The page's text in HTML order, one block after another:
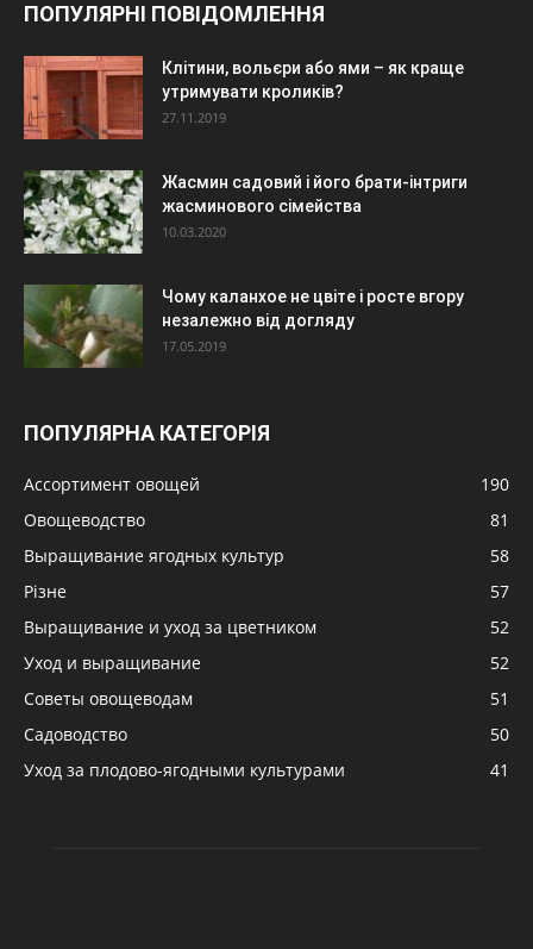
ПОПУЛЯРНІ ПОВІДОМЛЕННЯ
Клітини, вольєри або ями – як краще
утримувати кроликів?
27.11.2019
Жасмин садовий і його брати-інтриги
жасминового сімейства
10.03.2020
Чому каланхое не цвіте і росте вгору
незалежно від догляду
17.05.2019
ПОПУЛЯРНА КАТЕГОРІЯ
Ассортимент овощей
190
Овощеводство
81
Выращивание ягодных культур
58
Різне
57
Выращивание и уход за цветником
52
Уход и выращивание
52
Советы овощеводам
51
Садоводство
50
Уход за плодово-ягодными культурами
41